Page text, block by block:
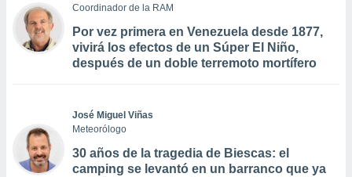
Coordinador de la RAM
Por vez primera en Venezuela desde 1877,
vivirá los efectos de un Súper El Niño,
después de un doble terremoto mortífero
José Miguel Viñas
Meteorólogo
30 años de la tragedia de Biescas: el
camping se levantó en un barranco que ya